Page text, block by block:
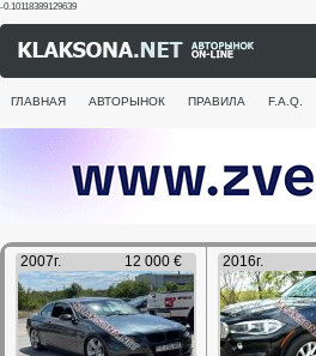
-0.10118389129639
ГЛАВНАЯ АВТОРЫНОК ПРАВИЛА F.A.Q.
2007г. 12 000 € 2016г.